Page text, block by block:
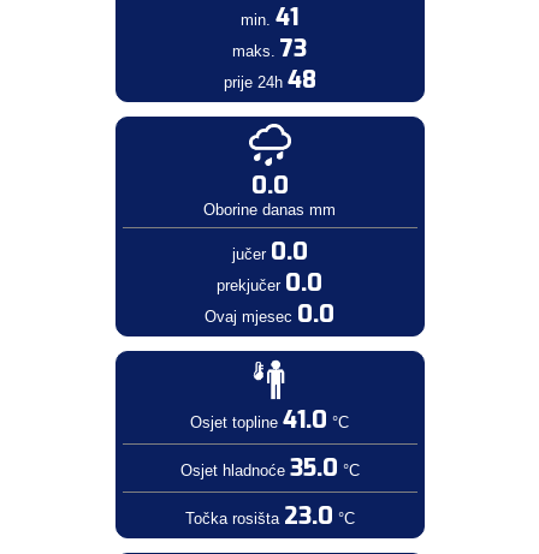
min. 41
maks. 73
prije 24h 48
0.0
Oborine danas mm
jučer 0.0
prekjučer 0.0
Ovaj mjesec 0.0
Osjet topline 41.0 °C
Osjet hladnoće 35.0 °C
Točka rosišta 23.0 °C